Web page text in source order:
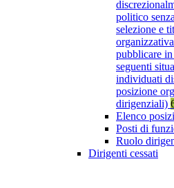
politico
selezione e
pubblicare
seguenti
individuati
posizione
dirigenziali)
Elenco
Posti di
Ruolo
Dirigenti cessati